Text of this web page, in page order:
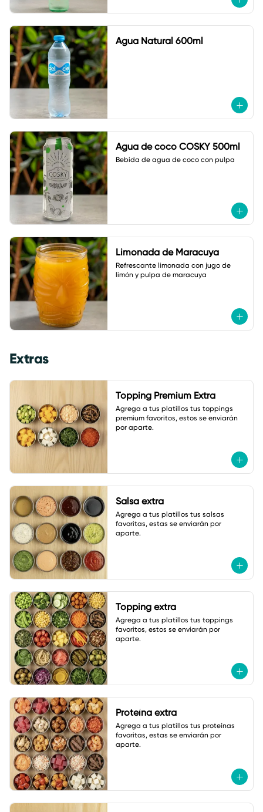
Agua Natural 600ml
Agua de coco COSKY 500ml
Bebida de agua de coco con pulpa
Limonada de Maracuya
Refrescante limonada con jugo de
limón y pulpa de maracuya
Extras
Topping Premium Extra
Agrega a tus platillos tus toppings
premium favoritos, estos se enviarán
por aparte.
Salsa extra
Agrega a tus platillos tus salsas
favoritas, estas se enviarán por
aparte.
Topping extra
Agrega a tus platillos tus toppings
favoritos, estos se enviarán por
aparte.
Proteína extra
Agrega a tus platillos tus proteínas
favoritas, estas se enviarán por
aparte.